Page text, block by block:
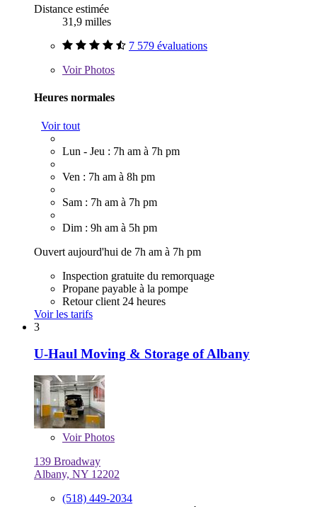
Distance estimée
31,9 milles
7 579 évaluations
VoirPhotos
Heures normales
Voir tout
Lun - Jeu : 7h am à 7h pm
Ven : 7h am à 8h pm
Sam : 7h am à 7h pm
Dim : 9h am à 5h pm
Ouvert aujourd'hui de 7h am à 7h pm
Inspection gratuite du remorquage
Propane payable à la pompe
Retour client 24 heures
Voir les tarifs
3
U-Haul Moving & Storage of Albany
VoirPhotos
139 Broadway
Albany, NY 12202
(518) 449-2034